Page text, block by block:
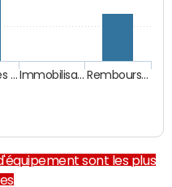
… Immobilisa… Rembours…
sont les plus